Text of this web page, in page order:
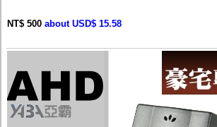
NT$ 500 about USD$ 15.58